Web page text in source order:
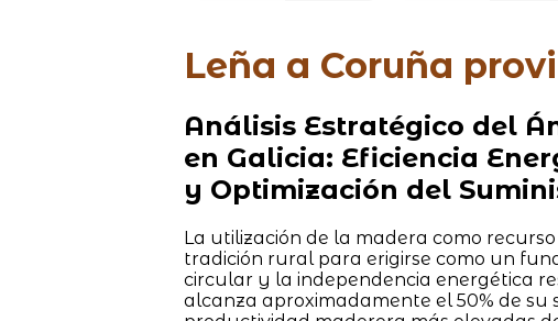
Leña a Coruña
Análisis Estratégico del
en Galicia: Eficiencia
y Optimización del
La utilización de la madera como
tradición rural para erigirse como un
circular y la independencia energética
alcanza aproximadamente el 50% de su